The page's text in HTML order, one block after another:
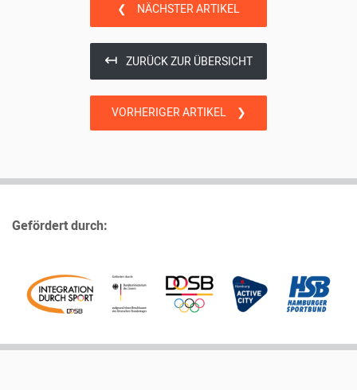
❮ NÄCHSTER ARTIKEL
↤ ZURÜCK ZUR ÜBERSICHT
VORHERIGER ARTIKEL ❯
Gefördert durch: